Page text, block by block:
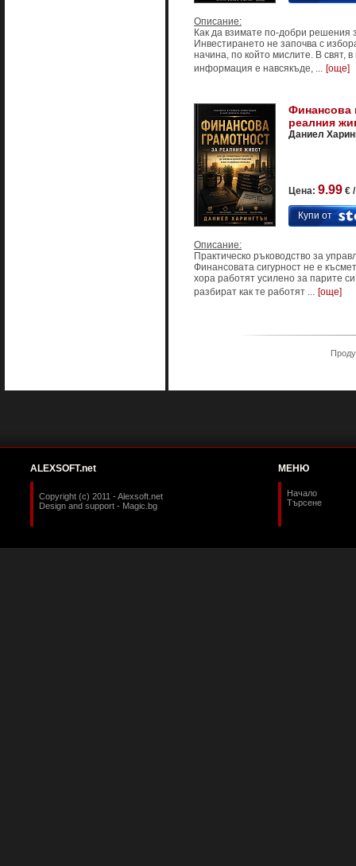
Описание:
Как да взимате по-добри решения
Инвестирането не започва с
начина, по който мислите. В свят,
информация е навсякъде, ... [още]
Финансова
реалния
Даниел
Цена: 9.99 €
Купи от
Описание:
Практическо ръководство за
Финансовата сигурност не е
хора работят усилено за парите
разбират как те работят ... [още]
ALEXSOFT.net
Copyright (c) 2011 - Alexsoft.net
Design and support - Magic.bg
МЕНЮ
Начало
Търсене